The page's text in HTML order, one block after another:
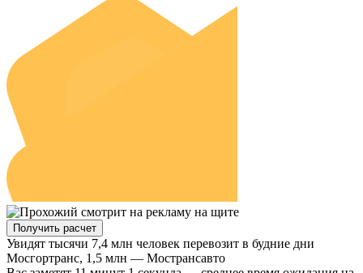
Получить расчет
Увидят тысячи 7,4 млн человек перевозит в будние дни
Мосгортранс, 1,5 млн — Мострансавто